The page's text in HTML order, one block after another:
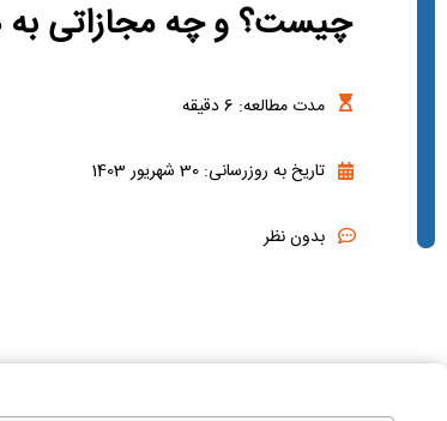
چیست؟ و چه مجازاتی به
مدت مطالعه: 6دقیقه
تاریخ به روزرسانی: 30 شهریور 1403
بدون نظر